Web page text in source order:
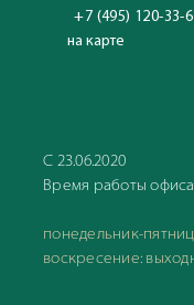
+7 (495) 120-33-
на карте
С 23.06.2020
Время работы
понедельник-
воскресение: